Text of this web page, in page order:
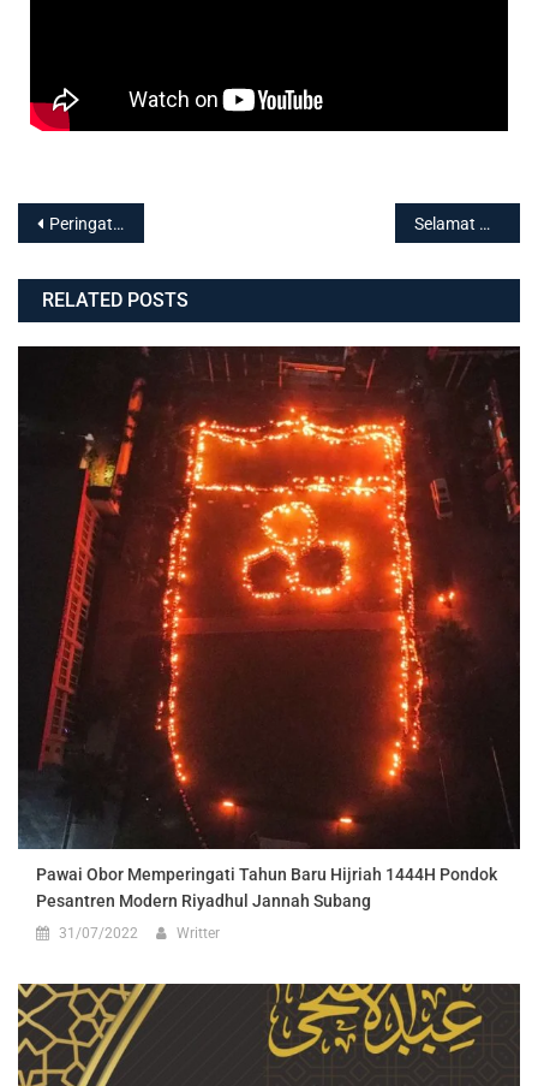
Peringatan Haul Ke-1 DR. KH. Moch. Ujang Saefullah Drs., M.M.Pd Selamat Hari Santri Nasional 22 Oktober 2020
RELATED POSTS
Pawai Obor Memperingati Tahun Baru Hijriah 1444H Pondok
Pesantren Modern Riyadhul Jannah Subang
31/07/2022 Writter